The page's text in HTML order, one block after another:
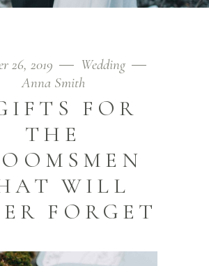
26, 2019
Wedding
Anna Smith
FOR
THE
WILL
FORGET